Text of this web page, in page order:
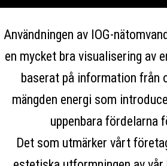
Användningen av IOG-
en mycket bra visualisering av
baserat på information från
mängden energi som
uppenbara fördelarna
Det som utmärker vårt